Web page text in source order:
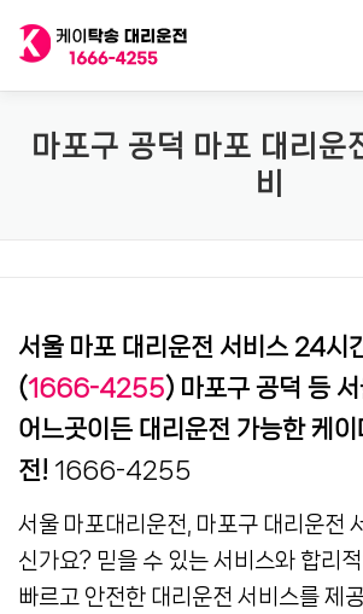
전국 대리운전 법인대리운전 전국
마포구 공덕 마포 대리운
비
서울 마포 대리운전 서비스 24시
(1666-4255) 마포구 공덕 등
어느곳이든 대리운전 가능한 케
전! 1666-4255
서울 마포대리운전, 마포구 대리운전
신가요? 믿을 수 있는 서비스와 합리
빠르고 안전한 대리운전 서비스를 제